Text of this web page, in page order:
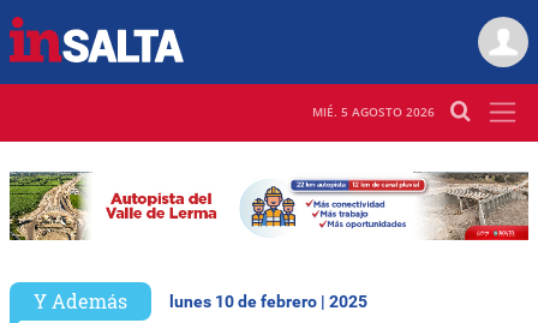
MIÉ. 5 AGOSTO 2026
Y Además lunes 10 de febrero | 2025